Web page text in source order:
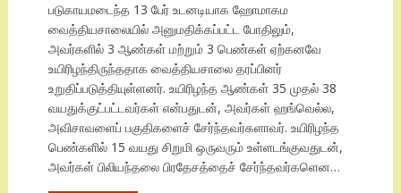
படுகாயமடைந்த 13 பேர் உடனடியாக ஹோமாகம
வைத்தியசாலையில் அனுமதிக்கப்பட்ட போதிலும்,
அவர்களில் 3 ஆண்கள் மற்றும் 3 பெண்கள் ஏற்கனவே
உயிரிழந்திருந்ததாக வைத்தியசாலை தரப்பினர்
உறுதிப்படுத்தியுள்ளனர். உயிரிழந்த ஆண்கள் 35 முதல் 38
வயதுக்குட்பட்டவர்கள் என்பதுடன், அவர்கள் ஹங்வெல்ல,
அவிசாவளைப் பகுதிகளைச் சேர்ந்தவர்களாவர். உயிரிழந்த
பெண்களில் 15 வயது சிறுமி ஒருவரும் உள்ளடங்குவதுடன்,
அவர்கள் பிலியந்தலை பிரதேசத்தைச் சேர்ந்தவர்களென…